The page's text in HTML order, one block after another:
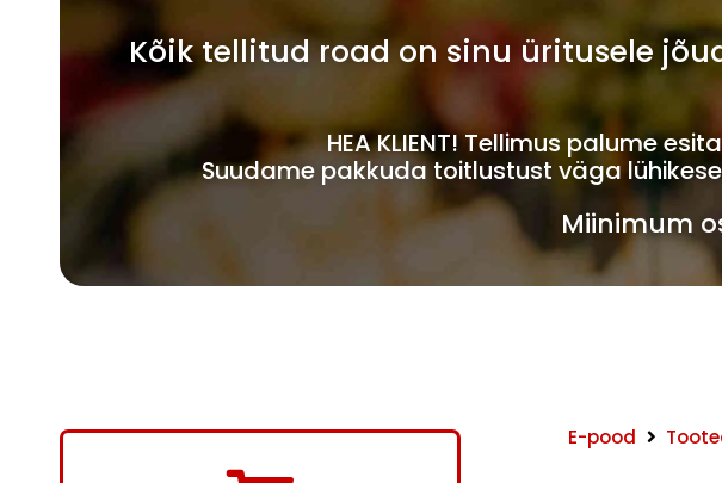
Kõik tellitud road on sinu üritusele
HEA KLIENT! Tellimus palume
Suudame pakkuda toitlustust väga
Miinimum
E-pood